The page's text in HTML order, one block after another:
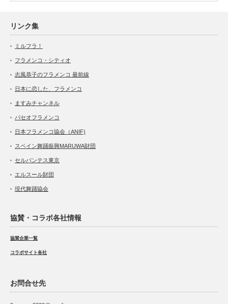
リンク集
ミルフラ！
フラメンコ・シティオ
志風恭子のフラメンコ 最前線
日本に恋した、フラメンコ
ますみチャンネル
パセオフラメンコ
日本フラメンコ協会（ANIF)
スペイン舞踊振興MARUWA財団
セルバンテス東京
エルスール財団
現代舞踊協会
協賛・コラボ各社情報
協賛企業一覧
コラボサイト各社
お問合せ先